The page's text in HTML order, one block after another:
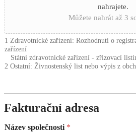
nahrajete.
Můžete nahrát až 3
1 Zdravotnické zařízení: Rozhodnutí o
zařízení
Státní zdravotnické zařízení - zřizovací
2 Ostatní: Živnostenský list nebo výpis z
Fakturační adresa
Název společnosti *